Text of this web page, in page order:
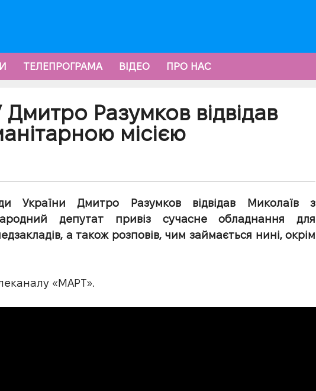
ТЕЛЕПРОГРАМА ВІДЕО ПРО НАС
Дмитро Разумков відвідав
місією
України Дмитро Разумков відвідав Миколаїв з
депутат привіз сучасне обладнання для
а також розповів, чим займається нині, окрім
«МАРТ».